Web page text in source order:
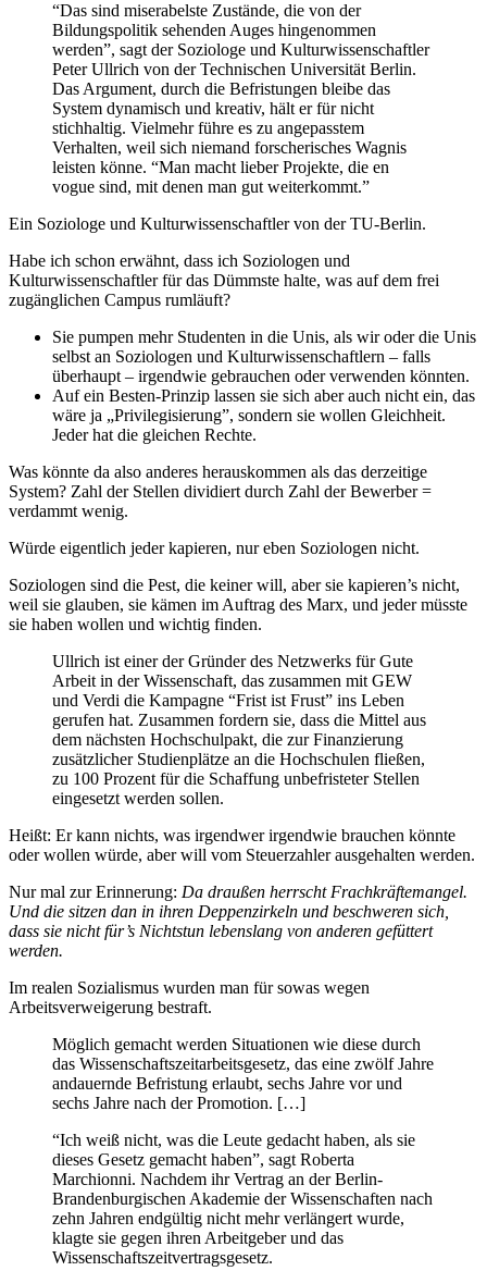
“Das sind miserabelste Zustände, die von der
Bildungspolitik sehenden Auges hingenommen
werden”, sagt der Soziologe und Kulturwissenschaftler
Peter Ullrich von der Technischen Universität Berlin.
Das Argument, durch die Befristungen bleibe das
System dynamisch und kreativ, hält er für nicht
stichhaltig. Vielmehr führe es zu angepasstem
Verhalten, weil sich niemand forscherisches Wagnis
leisten könne. “Man macht lieber Projekte, die en
vogue sind, mit denen man gut weiterkommt.”
Ein Soziologe und Kulturwissenschaftler von der TU-Berlin.
Habe ich schon erwähnt, dass ich Soziologen und
Kulturwissenschaftler für das Dümmste halte, was auf dem frei
zugänglichen Campus rumläuft?
Sie pumpen mehr Studenten in die Unis, als wir oder die Unis
selbst an Soziologen und Kulturwissenschaftlern – falls
überhaupt – irgendwie gebrauchen oder verwenden könnten.
Auf ein Besten-Prinzip lassen sie sich aber auch nicht ein, das
wäre ja „Privilegisierung”, sondern sie wollen Gleichheit.
Jeder hat die gleichen Rechte.
Was könnte da also anderes herauskommen als das derzeitige
System? Zahl der Stellen dividiert durch Zahl der Bewerber =
verdammt wenig.
Würde eigentlich jeder kapieren, nur eben Soziologen nicht.
Soziologen sind die Pest, die keiner will, aber sie kapieren’s nicht,
weil sie glauben, sie kämen im Auftrag des Marx, und jeder müsste
sie haben wollen und wichtig finden.
Ullrich ist einer der Gründer des Netzwerks für Gute
Arbeit in der Wissenschaft, das zusammen mit GEW
und Verdi die Kampagne “Frist ist Frust” ins Leben
gerufen hat. Zusammen fordern sie, dass die Mittel aus
dem nächsten Hochschulpakt, die zur Finanzierung
zusätzlicher Studienplätze an die Hochschulen fließen,
zu 100 Prozent für die Schaffung unbefristeter Stellen
eingesetzt werden sollen.
Heißt: Er kann nichts, was irgendwer irgendwie brauchen könnte
oder wollen würde, aber will vom Steuerzahler ausgehalten werden.
Nur mal zur Erinnerung: Da draußen herrscht Frachkräftemangel.
Und die sitzen dan in ihren Deppenzirkeln und beschweren sich,
dass sie nicht für’s Nichtstun lebenslang von anderen gefüttert
werden.
Im realen Sozialismus wurden man für sowas wegen
Arbeitsverweigerung bestraft.
Möglich gemacht werden Situationen wie diese durch
das Wissenschaftszeitarbeitsgesetz, das eine zwölf Jahre
andauernde Befristung erlaubt, sechs Jahre vor und
sechs Jahre nach der Promotion. […]
“Ich weiß nicht, was die Leute gedacht haben, als sie
dieses Gesetz gemacht haben”, sagt Roberta
Marchionni. Nachdem ihr Vertrag an der Berlin-
Brandenburgischen Akademie der Wissenschaften nach
zehn Jahren endgültig nicht mehr verlängert wurde,
klagte sie gegen ihren Arbeitgeber und das
Wissenschaftszeitvertragsgesetz.